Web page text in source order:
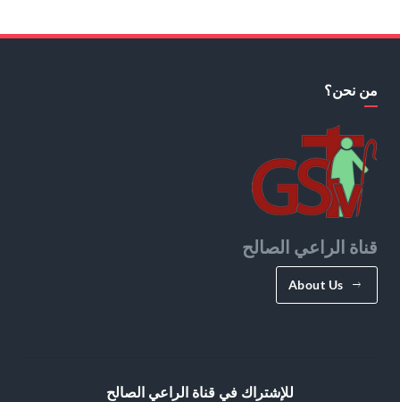
من نحن؟
قناة الراعي الصالح
About Us
للإشتراك في قناة الراعي الصالح